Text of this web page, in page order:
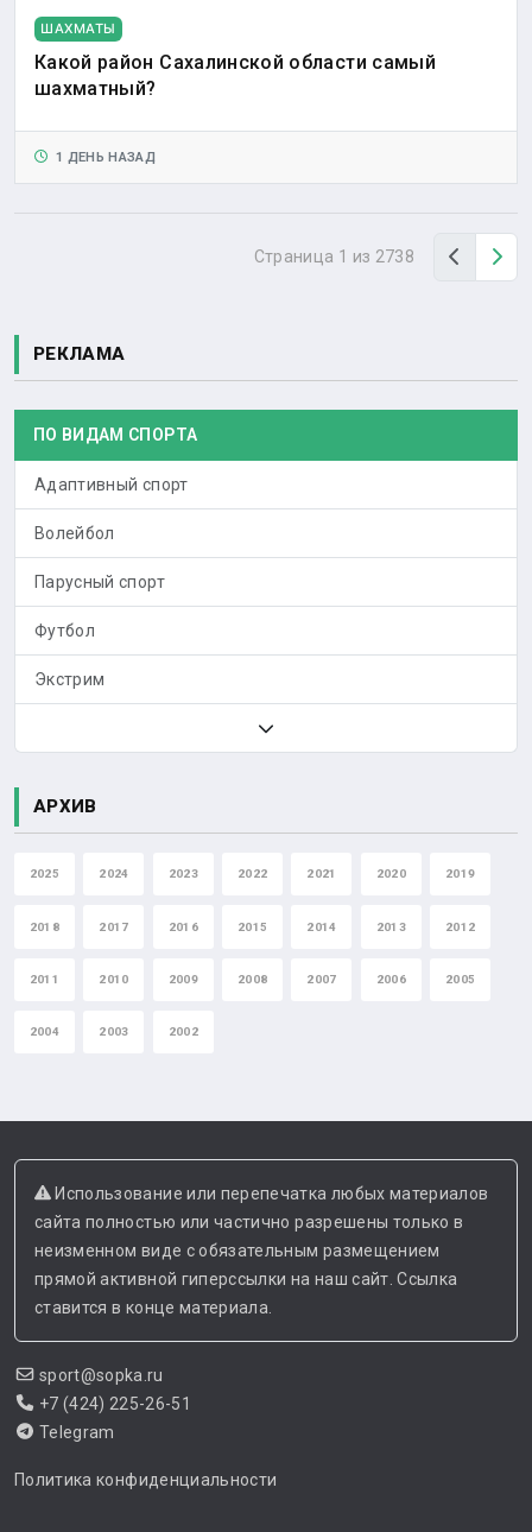
ШАХМАТЫ
Какой район Сахалинской области самый
шахматный?
1 ДЕНЬ НАЗАД
Страница 1 из 2738 Назад
РЕКЛАМА
ПО ВИДАМ СПОРТА
Адаптивный спорт
Волейбол
Парусный спорт
Футбол
Экстрим
АРХИВ
2025 2024 2023 2022 2021 2020 2019
2018 2017 2016 2015 2014 2013 2012
2011 2010 2009 2008 2007 2006 2005
2004 2003 2002
Использование или перепечатка любых материалов
сайта полностью или частично разрешены только в
неизменном виде с обязательным размещением
прямой активной гиперссылки на наш сайт. Ссылка
ставится в конце материала.
sport@sopka.ru
+7 (424) 225-26-51
Telegram
Политика конфиденциальности